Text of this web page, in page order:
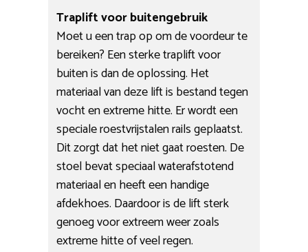
Traplift voor buitengebruik
Moet u een trap op om de voordeur te
bereiken? Een sterke traplift voor
buiten is dan de oplossing. Het
materiaal van deze lift is bestand tegen
vocht en extreme hitte. Er wordt een
speciale roestvrijstalen rails geplaatst.
Dit zorgt dat het niet gaat roesten. De
stoel bevat speciaal waterafstotend
materiaal en heeft een handige
afdekhoes. Daardoor is de lift sterk
genoeg voor extreem weer zoals
extreme hitte of veel regen.